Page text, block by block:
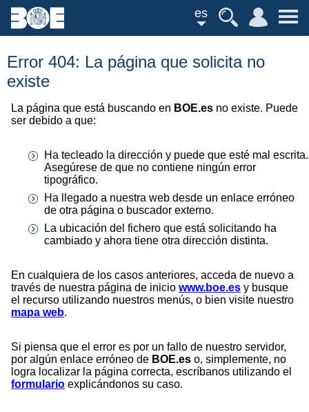
es
Error 404: La página que solicita no
existe
La página que está buscando en BOE.es no existe. Puede
ser debido a que:
Ha tecleado la dirección y puede que esté mal escrita.
Asegúrese de que no contiene ningún error
tipográfico.
Ha llegado a nuestra web desde un enlace erróneo
de otra página o buscador externo.
La ubicación del fichero que está solicitando ha
cambiado y ahora tiene otra dirección distinta.
En cualquiera de los casos anteriores, acceda de nuevo a
través de nuestra página de inicio www.boe.es y busque
el recurso utilizando nuestros menús, o bien visite nuestro
mapa web.
Si piensa que el error es por un fallo de nuestro servidor,
por algún enlace erróneo de BOE.es o, simplemente, no
logra localizar la página correcta, escríbanos utilizando el
formulario explicándonos su caso.